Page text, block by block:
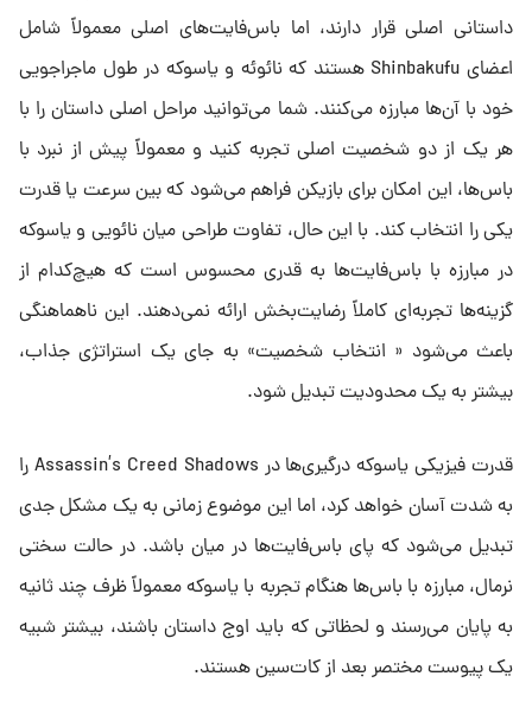
داستانی اصلی قرار دارند، اما باس‌فایت‌های اصلی معمولاً شامل
اعضای Shinbakufu هستند که نائوئه و یاسوکه در طول ماجراجویی
خود با آن‌ها مبارزه می‌کنند. شما می‌توانید مراحل اصلی داستان را با
هر یک از دو شخصیت اصلی تجربه کنید و معمولاً پیش از نبرد با
باس‌ها، این امکان برای بازیکن فراهم می‌شود که بین سرعت یا قدرت
یکی را انتخاب کند. با این حال، تفاوت طراحی میان نائویی و یاسوکه
در مبارزه با باس‌فایت‌ها به‌ قدری محسوس است که هیچ‌کدام از
گزینه‌ها تجربه‌ای کاملاً رضایت‌بخش ارائه نمی‌دهند. این ناهماهنگی
باعث می‌شود « انتخاب شخصیت» به جای یک استراتژی جذاب،
بیشتر به یک محدودیت تبدیل شود.
قدرت فیزیکی یاسوکه درگیری‌ها در Assassin’s Creed Shadows را
به شدت آسان خواهد کرد، اما این موضوع زمانی به یک مشکل جدی
تبدیل می‌شود که پای باس‌فایت‌ها در میان باشد. در حالت سختی
نرمال، مبارزه با باس‌ها هنگام تجربه با یاسوکه معمولاً ظرف چند ثانیه
به پایان می‌رسند و لحظاتی که باید اوج داستان باشند، بیشتر شبیه
یک پیوست مختصر بعد از کات‌سین هستند.